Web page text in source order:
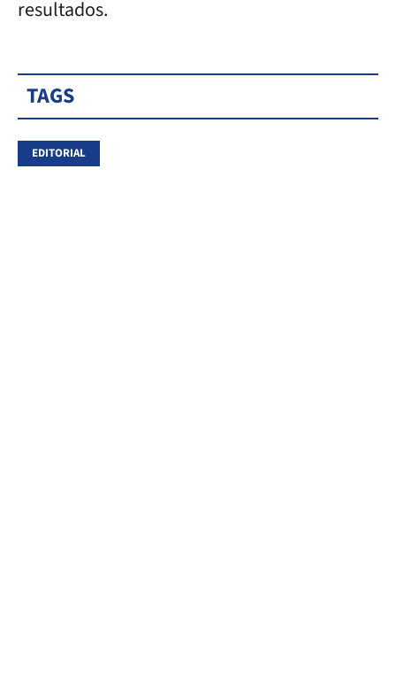
resultados.
TAGS
EDITORIAL